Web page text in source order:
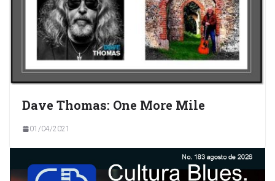
Dave Thomas: One More Mile
01/04/2021